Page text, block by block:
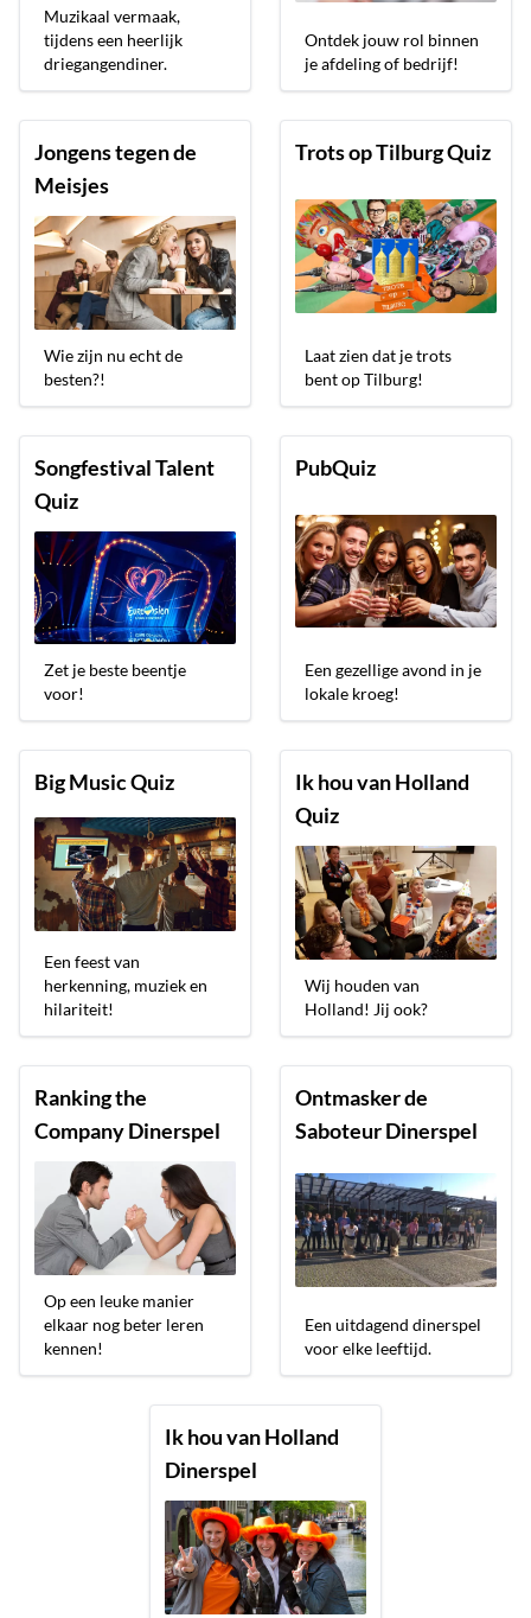
Muzikaal vermaak,
tijdens een heerlijk
driegangendiner.
Ontdek jouw rol binnen
je afdeling of bedrijf!
Jongens tegen de
Meisjes
Wie zijn nu echt de
besten?!
Trots op Tilburg Quiz
Laat zien dat je trots
bent op Tilburg!
Songfestival Talent
Quiz
Zet je beste beentje
voor!
PubQuiz
Een gezellige avond in je
lokale kroeg!
Big Music Quiz
Een feest van
herkenning, muziek en
hilariteit!
Ik hou van Holland
Quiz
Wij houden van
Holland! Jij ook?
Ranking the
Company Dinerspel
Op een leuke manier
elkaar nog beter leren
kennen!
Ontmasker de
Saboteur Dinerspel
Een uitdagend dinerspel
voor elke leeftijd.
Ik hou van Holland
Dinerspel